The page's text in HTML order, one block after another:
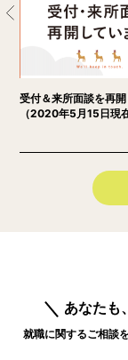
受付＆来所面談を再
（2020年5月15日現在
あなたも
就職に関するご相談